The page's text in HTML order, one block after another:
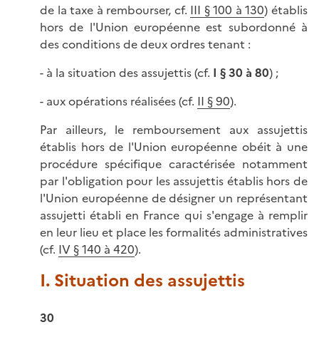
de la taxe à rembourser, cf. III § 100 à 130) établis
hors de l'Union européenne est subordonné à
des conditions de deux ordres tenant :
- à la situation des assujettis (cf. I § 30 à 80) ;
- aux opérations réalisées (cf. II § 90).
Par ailleurs, le remboursement aux assujettis
établis hors de l'Union européenne obéit à une
procédure spécifique caractérisée notamment
par l'obligation pour les assujettis établis hors de
l'Union européenne de désigner un représentant
assujetti établi en France qui s'engage à remplir
en leur lieu et place les formalités administratives
(cf. IV § 140 à 420).
I. Situation des assujettis
30